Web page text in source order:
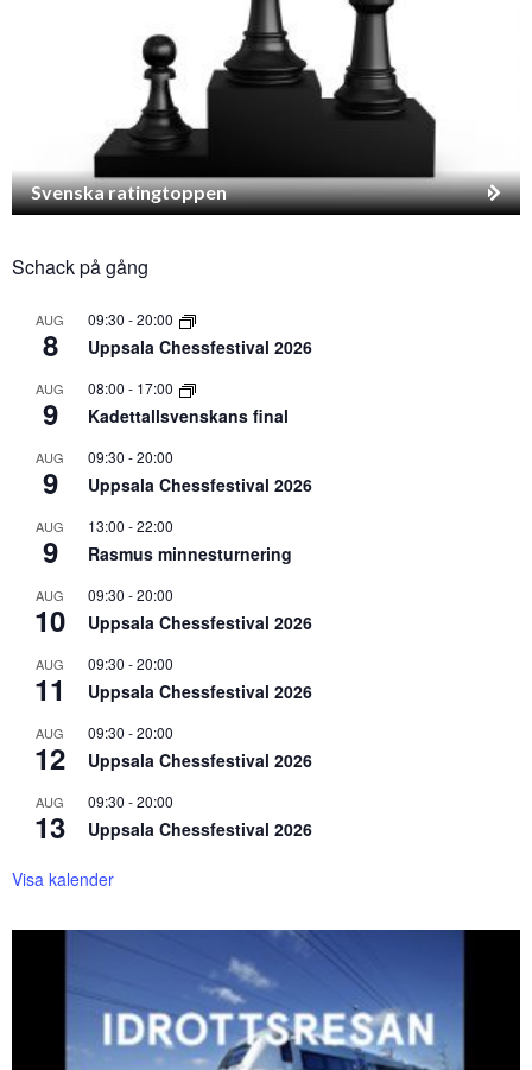
Svenska ratingtoppen
Schack på gång
AUG
8
09:30 -20:00
Uppsala Chessfestival 2026
AUG
9
08:00 - 17:00
Kadettallsvenskans final
AUG
9
09:30 -20:00
Uppsala Chessfestival 2026
AUG
9
13:00 -22:00
Rasmus minnesturnering
AUG
10
09:30 -20:00
Uppsala Chessfestival 2026
AUG
11
09:30 -20:00
Uppsala Chessfestival 2026
AUG
12
09:30 -20:00
Uppsala Chessfestival 2026
AUG
13
09:30 -20:00
Uppsala Chessfestival 2026
Visa kalender